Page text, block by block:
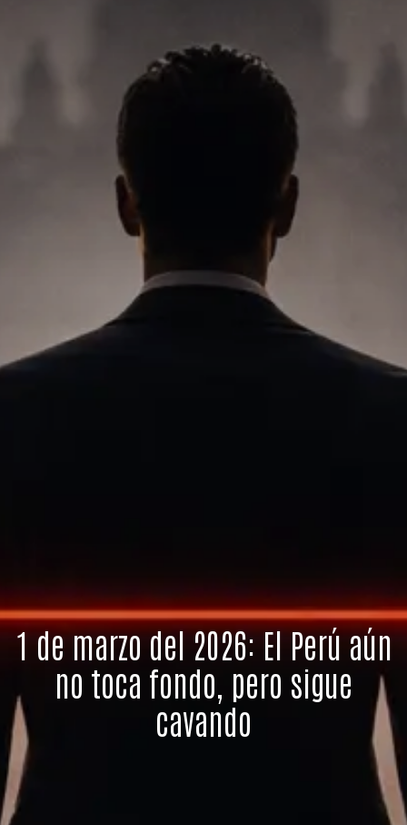
1 de marzo del 2026: El Perú aún
no toca fondo, pero sigue
cavando